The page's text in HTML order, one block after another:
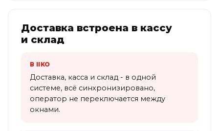
Доставка встроена в кассу
и склад
В IIKO
Доставка, касса и склад - в одной
системе, всё синхронизировано,
оператор не переключается между
окнами.